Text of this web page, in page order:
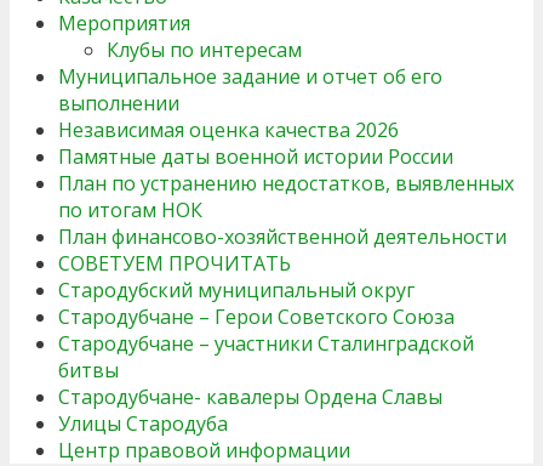
Мероприятия
Клубы по интересам
Муниципальное задание и отчет об его
выполнении
Независимая оценка качества 2026
Памятные даты военной истории России
План по устранению недостатков, выявленных
по итогам НОК
План финансово-хозяйственной деятельности
СОВЕТУЕМ ПРОЧИТАТЬ
Стародубский муниципальный округ
Стародубчане – Герои Советского Союза
Стародубчане – участники Сталинградской
битвы
Стародубчане- кавалеры Ордена Славы
Улицы Стародуба
Центр правовой информации